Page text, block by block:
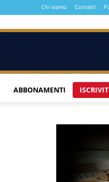
Chi siamo Contatti
ABBONAMENTI